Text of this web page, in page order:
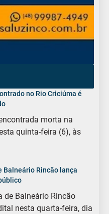
no Rio Criciúma é
morta na
quinta-feira (6), às
Balneário Rincão lança
de Balneário Rincão
nesta quarta-feira, dia